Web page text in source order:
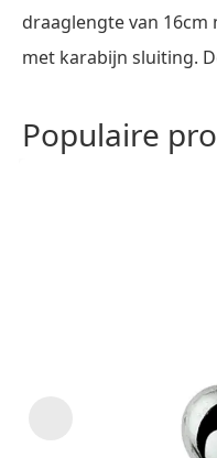
draaglengte van 16cm
met karabijn sluiting.
Populaire